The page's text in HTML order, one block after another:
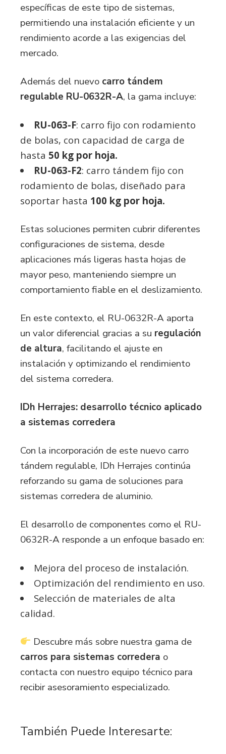
específicas de este tipo de sistemas,
permitiendo una instalación eficiente y un
rendimiento acorde a las exigencias del
mercado.
Además del nuevo carro tándem
regulable RU-0632R-A, la gama incluye:
RU-063-F: carro fijo con rodamiento
de bolas, con capacidad de carga de
hasta 50 kg por hoja.
RU-063-F2: carro tándem fijo con
rodamiento de bolas, diseñado para
soportar hasta 100 kg por hoja.
Estas soluciones permiten cubrir diferentes
configuraciones de sistema, desde
aplicaciones más ligeras hasta hojas de
mayor peso, manteniendo siempre un
comportamiento fiable en el deslizamiento.
En este contexto, el RU-0632R-A aporta
un valor diferencial gracias a su regulación
de altura, facilitando el ajuste en
instalación y optimizando el rendimiento
del sistema corredera.
IDh Herrajes: desarrollo técnico aplicado
a sistemas corredera
Con la incorporación de este nuevo carro
tándem regulable, IDh Herrajes continúa
reforzando su gama de soluciones para
sistemas corredera de aluminio.
El desarrollo de componentes como el RU-
0632R-A responde a un enfoque basado en:
Mejora del proceso de instalación.
Optimización del rendimiento en uso.
Selección de materiales de alta
calidad.
Descubre más sobre nuestra gama de
carros para sistemas corredera o
contacta con nuestro equipo técnico para
recibir asesoramiento especializado.
También Puede Interesarte: